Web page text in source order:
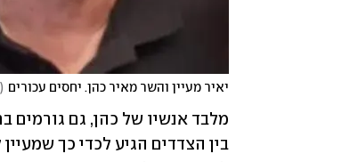
יאיר מעיין והשר מאיר כהן. יחסים עכורים (